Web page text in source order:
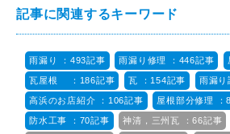
記事に関連するキーワード
雨漏り ：493記事 雨漏り修理 ：446記事
瓦屋根 ：186記事 瓦 ：154記事 雨漏り
高浜のお店紹介 ：106記事 屋根部分修理 ：
防水工事 ：70記事 神清，三州瓦 ：66記事